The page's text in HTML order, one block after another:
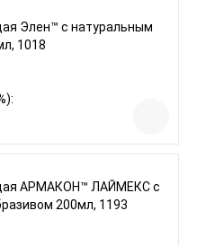
Элен™ с натуральным
1018
АРМАКОН™ ЛАЙМЕКС с
200мл, 1193